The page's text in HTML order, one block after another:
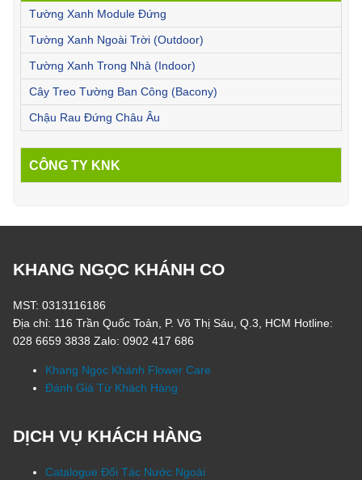
Tường Xanh Module Đứng
Tường Xanh Ngoài Trời (Outdoor)
Tường Xanh Trong Nhà (Indoor)
Cây Treo Tường Ban Công (Bacony)
Chậu Rau Đứng Châu Âu
CÔNG TY KNK
KHANG NGỌC KHÁNH CO
MST: 0313116186
Địa chỉ: 116 Trần Quốc Toản, P. Võ Thị Sáu, Q.3, HCM Hotline:
028 6659 3838 Zalo: 0902 417 686
Khang Ngọc Khánh Flower Care
Đánh Giá Từ Khách Hàng
DỊCH VỤ KHÁCH HÀNG
Catalogue Đối Tác Nước Ngoài